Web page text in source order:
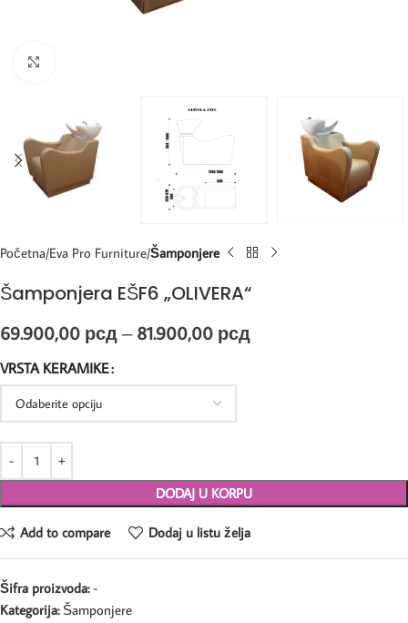
Početna Eva Pro Furniture Šamponjere
Šamponjera EŠF6 „OLIVERA“
69.900,00 рсд – 81.900,00 рсд
VRSTA KERAMIKE
DODAJ U KORPU
Add to compare Dodaj u listu želja
Šifra proizvoda:-
Kategorija: Šamponjere